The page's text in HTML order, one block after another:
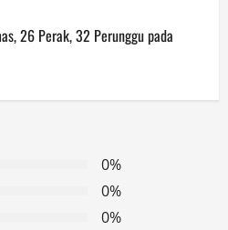
26 Perak, 32 Perunggu pada
0%
0%
0%